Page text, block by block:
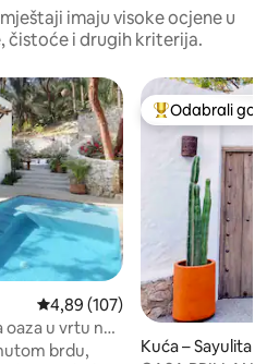
imaju visoke ocjene u
čistoće i drugih kriterija.
Prosječna ocjena: 4,89/5,
4,89 (107)
oaza u vrtu na
brdu,
Među najviše
Odabrali gosti
Kuća – Sayulita